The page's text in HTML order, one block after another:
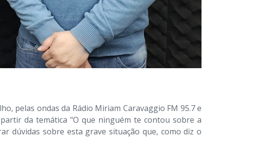
pelas ondas da Rádio Miriam Caravaggio FM 95.7 e
da temática "O que ninguém te contou sobre a
dúvidas sobre esta grave situação que, como diz o